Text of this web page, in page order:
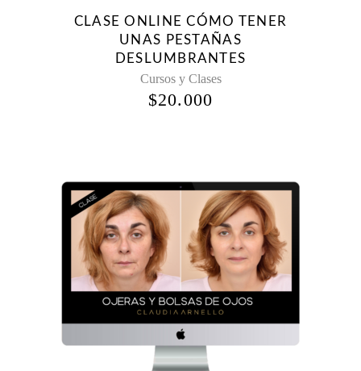
CLASE ONLINE CÓMO TENER
UNAS PESTAÑAS
DESLUMBRANTES
Cursos y Clases
$20.000